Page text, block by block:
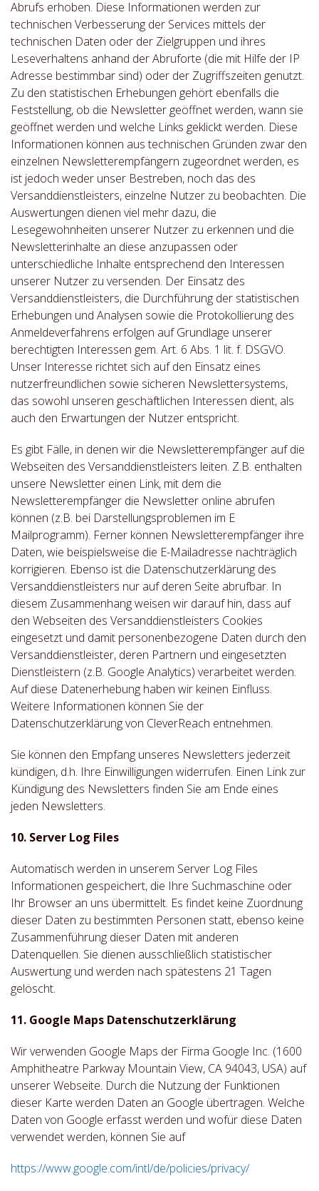
Abrufs erhoben. Diese Informationen werden zur
technischen Verbesserung der Services mittels der
technischen Daten oder der Zielgruppen und ihres
Leseverhaltens anhand der Abruforte (die mit Hilfe der IP
Adresse bestimmbar sind) oder der Zugriffszeiten genutzt.
Zu den statistischen Erhebungen gehört ebenfalls die
Feststellung, ob die Newsletter geöffnet werden, wann sie
geöffnet werden und welche Links geklickt werden. Diese
Informationen können aus technischen Gründen zwar den
einzelnen Newsletterempfängern zugeordnet werden, es
ist jedoch weder unser Bestreben, noch das des
Versanddienstleisters, einzelne Nutzer zu beobachten. Die
Auswertungen dienen viel mehr dazu, die
Lesegewohnheiten unserer Nutzer zu erkennen und die
Newsletterinhalte an diese anzupassen oder
unterschiedliche Inhalte entsprechend den Interessen
unserer Nutzer zu versenden. Der Einsatz des
Versanddienstleisters, die Durchführung der statistischen
Erhebungen und Analysen sowie die Protokollierung des
Anmeldeverfahrens erfolgen auf Grundlage unserer
berechtigten Interessen gem. Art. 6 Abs. 1 lit. f. DSGVO.
Unser Interesse richtet sich auf den Einsatz eines
nutzerfreundlichen sowie sicheren Newslettersystems,
das sowohl unseren geschäftlichen Interessen dient, als
auch den Erwartungen der Nutzer entspricht.
Es gibt Fälle, in denen wir die Newsletterempfänger auf die
Webseiten des Versanddienstleisters leiten. Z.B. enthalten
unsere Newsletter einen Link, mit dem die
Newsletterempfänger die Newsletter online abrufen
können (z.B. bei Darstellungsproblemen im E
Mailprogramm). Ferner können Newsletterempfänger ihre
Daten, wie beispielsweise die E-Mailadresse nachträglich
korrigieren. Ebenso ist die Datenschutzerklärung des
Versanddienstleisters nur auf deren Seite abrufbar. In
diesem Zusammenhang weisen wir darauf hin, dass auf
den Webseiten des Versanddienstleisters Cookies
eingesetzt und damit personenbezogene Daten durch den
Versanddienstleister, deren Partnern und eingesetzten
Dienstleistern (z.B. Google Analytics) verarbeitet werden.
Auf diese Datenerhebung haben wir keinen Einfluss.
Weitere Informationen können Sie der
Datenschutzerklärung von CleverReach entnehmen.
Sie können den Empfang unseres Newsletters jederzeit
kündigen, d.h. Ihre Einwilligungen widerrufen. Einen Link zur
Kündigung des Newsletters finden Sie am Ende eines
jeden Newsletters.
10. Server Log Files
Automatisch werden in unserem Server Log Files
Informationen gespeichert, die Ihre Suchmaschine oder
Ihr Browser an uns übermittelt. Es findet keine Zuordnung
dieser Daten zu bestimmten Personen statt, ebenso keine
Zusammenführung dieser Daten mit anderen
Datenquellen. Sie dienen ausschließlich statistischer
Auswertung und werden nach spätestens 21 Tagen
gelöscht.
11. Google Maps Datenschutzerklärung
Wir verwenden Google Maps der Firma Google Inc. (1600
Amphitheatre Parkway Mountain View, CA 94043, USA) auf
unserer Webseite. Durch die Nutzung der Funktionen
dieser Karte werden Daten an Google übertragen. Welche
Daten von Google erfasst werden und wofür diese Daten
verwendet werden, können Sie auf
https://www.google.com/intl/de/policies/privacy/